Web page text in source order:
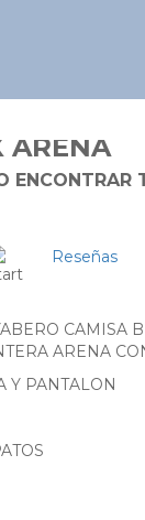
PARA NIÑO
MANGA
ARENA
ENCONTRAR
Reseñas
CAMISA
ARENA
Y PANTALON